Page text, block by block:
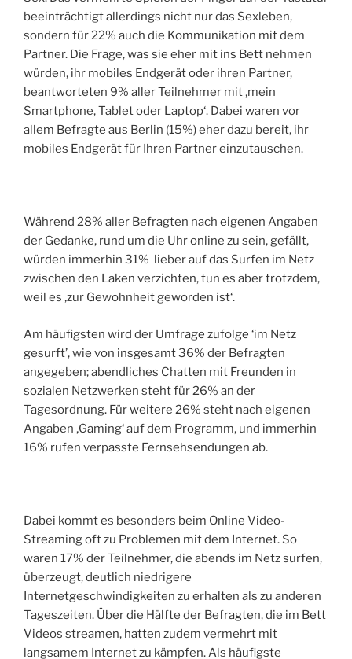
beeinträchtigt allerdings nicht nur das Sexleben,
sondern für 22% auch die Kommunikation mit dem
Partner. Die Frage, was sie eher mit ins Bett nehmen
würden, ihr mobiles Endgerät oder ihren Partner,
beantworteten 9% aller Teilnehmer mit ‚mein
Smartphone, Tablet oder Laptop‘. Dabei waren vor
allem Befragte aus Berlin (15%) eher dazu bereit, ihr
mobiles Endgerät für Ihren Partner einzutauschen.
Während 28% aller Befragten nach eigenen Angaben
der Gedanke, rund um die Uhr online zu sein, gefällt,
würden immerhin 31% lieber auf das Surfen im Netz
zwischen den Laken verzichten, tun es aber trotzdem,
weil es ‚zur Gewohnheit geworden ist‘.
Am häufigsten wird der Umfrage zufolge ‘im Netz
gesurft’, wie von insgesamt 36% der Befragten
angegeben; abendliches Chatten mit Freunden in
sozialen Netzwerken steht für 26% an der
Tagesordnung. Für weitere 26% steht nach eigenen
Angaben ‚Gaming‘ auf dem Programm, und immerhin
16% rufen verpasste Fernsehsendungen ab.
Dabei kommt es besonders beim Online Video-
Streaming oft zu Problemen mit dem Internet. So
waren 17% der Teilnehmer, die abends im Netz surfen,
überzeugt, deutlich niedrigere
Internetgeschwindigkeiten zu erhalten als zu anderen
Tageszeiten. Über die Hälfte der Befragten, die im Bett
Videos streamen, hatten zudem vermehrt mit
langsamem Internet zu kämpfen. Als häufigste